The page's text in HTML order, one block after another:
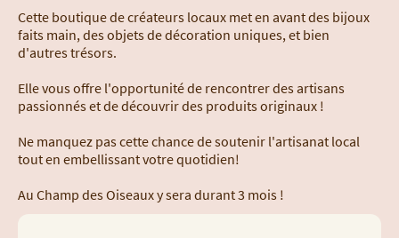
Cette boutique de créateurs locaux met en avant des bijoux
faits main, des objets de décoration uniques, et bien
d'autres trésors.
Elle vous offre l'opportunité de rencontrer des artisans
passionnés et de découvrir des produits originaux !
Ne manquez pas cette chance de soutenir l'artisanat local
tout en embellissant votre quotidien!
Au Champ des Oiseaux y sera durant 3 mois !